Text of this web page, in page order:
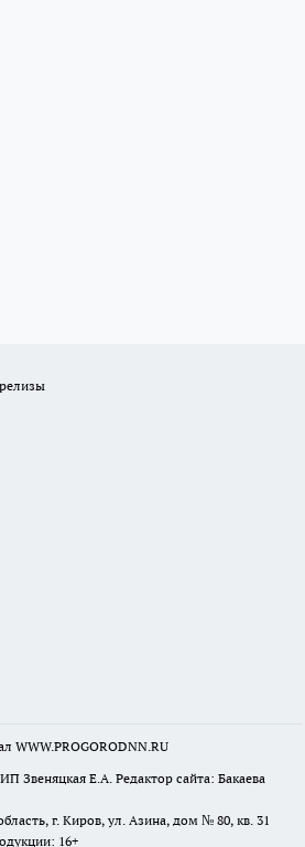
WWW.PROGORODNN.RU
Звеняцкая Е.А. Редактор сайта: Бакаева
г. Киров, ул. Азина, дом № 80, кв. 31
16+